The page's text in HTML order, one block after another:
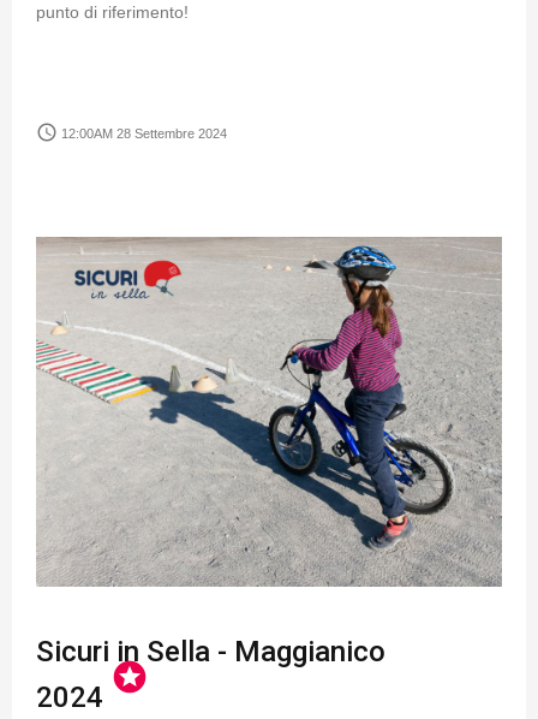
punto di riferimento!
access_time 12:00AM 28 Settembre 2024
Sicuri in Sella - Maggianico
2024
stars